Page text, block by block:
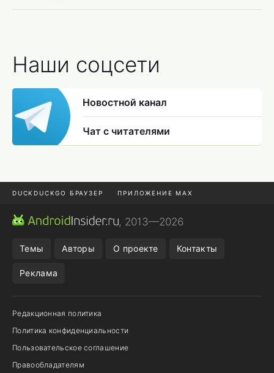
Наши соцсети
Новостной канал
Чат с читателями
DUCKDUCKGO БРАУЗЕР ПРИЛОЖЕНИЕ MAX
ПРИЛОЖЕНИЯ ANDROID
, 2013—2026
Темы Авторы О проекте Контакты
Реклама
Редакционная политика
Политика конфиденциальности
Пользовательское соглашение
Правообладателям